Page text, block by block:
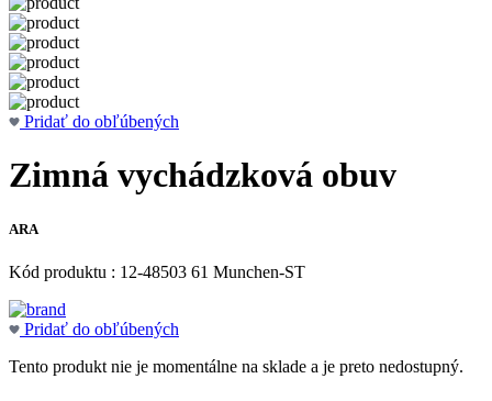
Pridať do obľúbených
Zimná vychádzková obuv
ARA
Kód produktu : 12-48503 61 Munchen-ST
Pridať do obľúbených
Tento produkt nie je momentálne na sklade a je preto nedostupný.